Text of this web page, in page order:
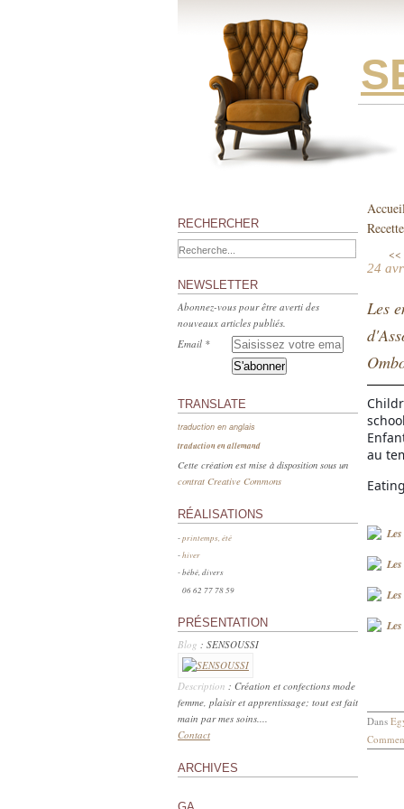
RECHERCHER
NEWSLETTER
Abonnez-vous pour être averti des
nouveaux articles publiés.
Email
TRANSLATE
traduction en anglais
traduction en allemand
Cette création est mise à disposition sous un
contrat Creative Commons
RÉALISATIONS
-printemps, été
-hiver
- bébé, divers
06 62 77 78 59
PRÉSENTATION
Blog : SENSOUSSI
Description : Création et confections mode
femme, plaisir et apprentissage; tout est fait
main par mes soins....
Contact
ARCHIVES
<<
24
Les
au
Dans